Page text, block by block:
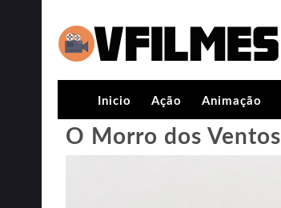
Inicio Ação Animação
O Morro dos